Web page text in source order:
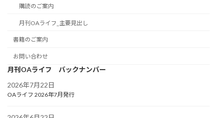
購読のご案内
月刊OAライフ_主要見出し
書籍のご案内
お問い合わせ
月刊OAライフ バックナンバー
2026年7月22日
OAライフ 2026年7月発行